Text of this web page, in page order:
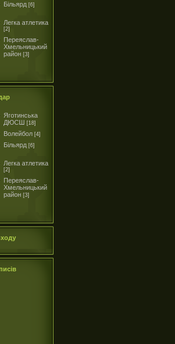
Більярд [6]
Легка атлетика
[2]
Переяслав-
Хмельницький
район [3]
Яготинська
ДЮСШ [18]
Волейбол [4]
Більярд [6]
Легка атлетика
[2]
Переяслав-
Хмельницький
район [3]